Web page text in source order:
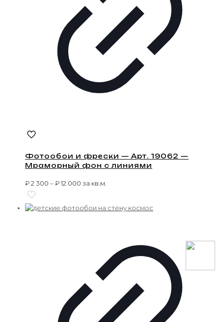
Фотообои и фрески — Арт. 19062 —
Мраморный фон с линиями
₽2 300 –₽12 000 за кв.м.